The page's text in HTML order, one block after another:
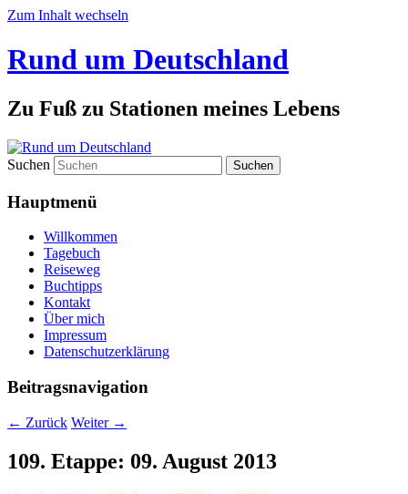
Zum Inhalt wechseln
Rund um Deutschland
Zu Fuß zu Stationen meines Lebens
Suchen
Hauptmenü
Willkommen
Tagebuch
Reiseweg
Buchtipps
Kontakt
Über mich
Impressum
Datenschutzerklärung
Beitragsnavigation
← Zurück Weiter →
109. Etappe: 09. August 2013